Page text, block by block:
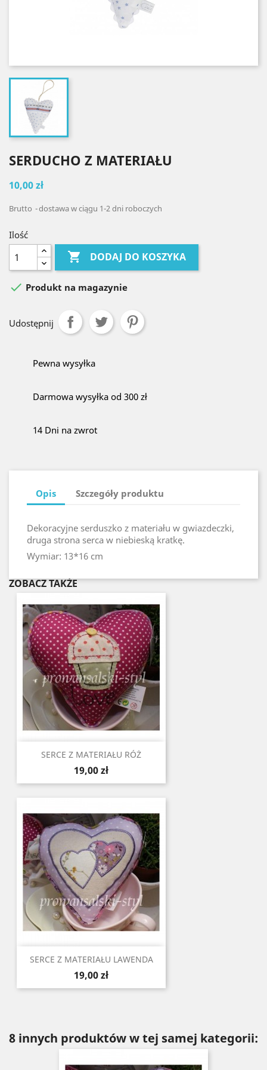
SERDUCHO Z MATERIAŁU
10,00 zł
Brutto dostawa w ciągu 1-2 dni roboczych
Ilość
 DODAJ DO KOSZYKA
 Produkt na magazynie
Udostępnij
Pewna wysyłka
Darmowa wysyłka od 300 zł
14 Dni na zwrot
Opis Szczegóły produktu
Dekoracyjne serduszko z materiału w gwiazdeczki,
druga strona serca w niebieską kratkę.
Wymiar: 13*16 cm
ZOBACZ TAKŻE
SERCE Z MATERIAŁU RÓŻ
Cena
19,00 zł
SERCE Z MATERIAŁU LAWENDA
Cena
19,00 zł
8 innych produktów w tej samej kategorii: